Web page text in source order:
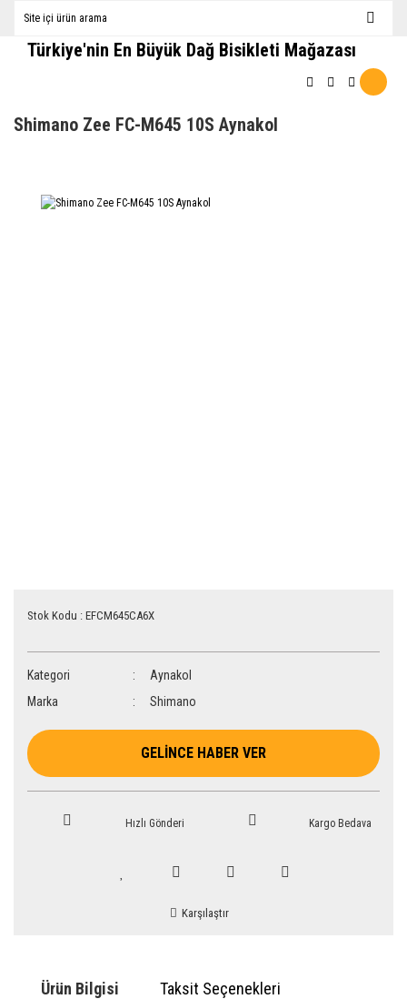
Türkiye'nin En Büyük Dağ Bisikleti Mağazası
Shimano Zee FC-M645 10S Aynakol
Stok Kodu : EFCM645CA6X
Kategori
Aynakol
Marka
Shimano
GELİNCE HABER VER
Hızlı Gönderi Kargo Bedava
Karşılaştır
Ürün Bilgisi Taksit Seçenekleri